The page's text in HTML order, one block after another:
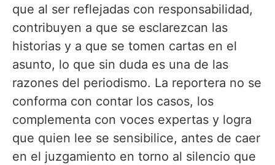
que al ser reflejadas con responsabilidad,
contribuyen a que se esclarezcan las
historias y a que se tomen cartas en el
asunto, lo que sin duda es una de las
razones del periodismo. La reportera no se
conforma con contar los casos, los
complementa con voces expertas y logra
que quien lee se sensibilice, antes de caer
en el juzgamiento en torno al silencio que